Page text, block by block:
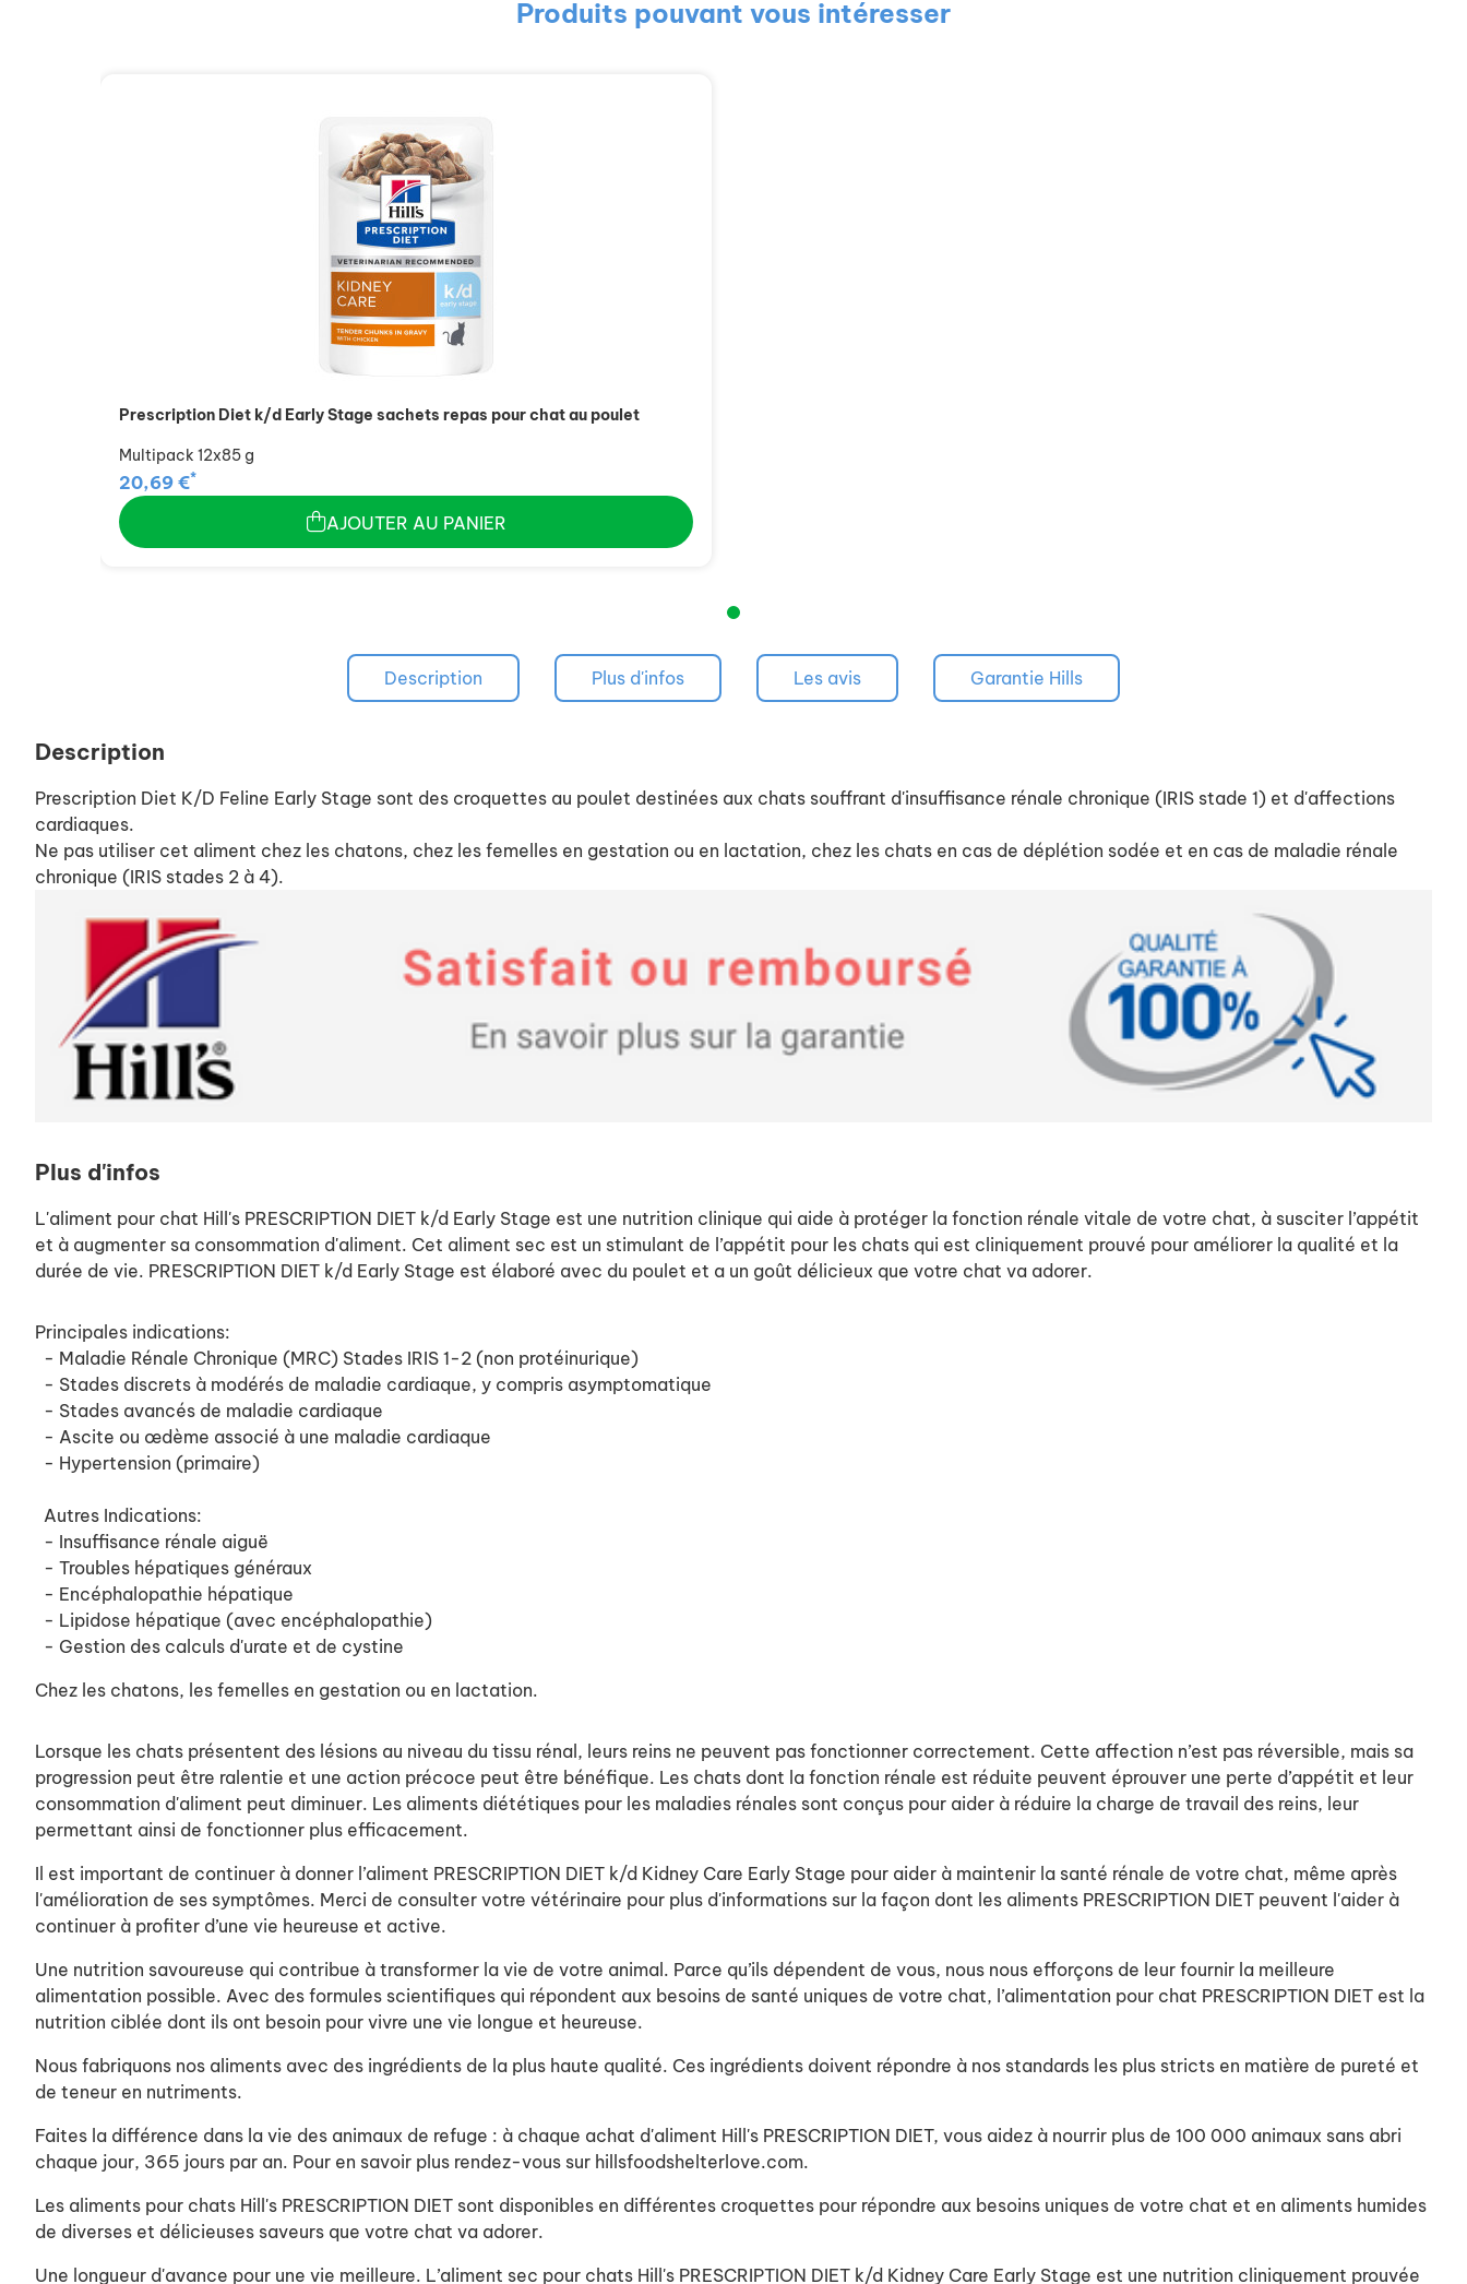
Produits pouvant vous intéresser
Prescription Diet k/d Early Stage sachets repas pour chat au poulet
Multipack 12x85 g
20,69 €*
AJOUTER AU PANIER
Description Plus d'infos Les avis Garantie Hills
Description
Prescription Diet K/D Feline Early Stage sont des croquettes au poulet destinées aux chats souffrant d'insuffisance rénale chronique (IRIS stade 1) et d'affections
cardiaques.
Ne pas utiliser cet aliment chez les chatons, chez les femelles en gestation ou en lactation, chez les chats en cas de déplétion sodée et en cas de maladie rénale
chronique (IRIS stades 2 à 4).
Plus d'infos
L'aliment pour chat Hill's PRESCRIPTION DIET k/d Early Stage est une nutrition clinique qui aide à protéger la fonction rénale vitale de votre chat, à susciter l’appétit
et à augmenter sa consommation d'aliment. Cet aliment sec est un stimulant de l’appétit pour les chats qui est cliniquement prouvé pour améliorer la qualité et la
durée de vie. PRESCRIPTION DIET k/d Early Stage est élaboré avec du poulet et a un goût délicieux que votre chat va adorer.
Principales indications:
- Maladie Rénale Chronique (MRC) Stades IRIS 1-2 (non protéinurique)
- Stades discrets à modérés de maladie cardiaque, y compris asymptomatique
- Stades avancés de maladie cardiaque
- Ascite ou œdème associé à une maladie cardiaque
- Hypertension (primaire)
Autres Indications:
- Insuffisance rénale aiguë
- Troubles hépatiques généraux
- Encéphalopathie hépatique
- Lipidose hépatique (avec encéphalopathie)
- Gestion des calculs d'urate et de cystine
Chez les chatons, les femelles en gestation ou en lactation.
Lorsque les chats présentent des lésions au niveau du tissu rénal, leurs reins ne peuvent pas fonctionner correctement. Cette affection n’est pas réversible, mais sa
progression peut être ralentie et une action précoce peut être bénéfique. Les chats dont la fonction rénale est réduite peuvent éprouver une perte d’appétit et leur
consommation d'aliment peut diminuer. Les aliments diététiques pour les maladies rénales sont conçus pour aider à réduire la charge de travail des reins, leur
permettant ainsi de fonctionner plus efficacement.
Il est important de continuer à donner l’aliment PRESCRIPTION DIET k/d Kidney Care Early Stage pour aider à maintenir la santé rénale de votre chat, même après
l'amélioration de ses symptômes. Merci de consulter votre vétérinaire pour plus d'informations sur la façon dont les aliments PRESCRIPTION DIET peuvent l'aider à
continuer à profiter d’une vie heureuse et active.
Une nutrition savoureuse qui contribue à transformer la vie de votre animal. Parce qu’ils dépendent de vous, nous nous efforçons de leur fournir la meilleure
alimentation possible. Avec des formules scientifiques qui répondent aux besoins de santé uniques de votre chat, l’alimentation pour chat PRESCRIPTION DIET est la
nutrition ciblée dont ils ont besoin pour vivre une vie longue et heureuse.
Nous fabriquons nos aliments avec des ingrédients de la plus haute qualité. Ces ingrédients doivent répondre à nos standards les plus stricts en matière de pureté et
de teneur en nutriments.
Faites la différence dans la vie des animaux de refuge : à chaque achat d'aliment Hill's PRESCRIPTION DIET, vous aidez à nourrir plus de 100 000 animaux sans abri
chaque jour, 365 jours par an. Pour en savoir plus rendez-vous sur hillsfoodshelterlove.com.
Les aliments pour chats Hill's PRESCRIPTION DIET sont disponibles en différentes croquettes pour répondre aux besoins uniques de votre chat et en aliments humides
de diverses et délicieuses saveurs que votre chat va adorer.
Une longueur d'avance pour une vie meilleure. L’aliment sec pour chats Hill's PRESCRIPTION DIET k/d Kidney Care Early Stage est une nutrition cliniquement prouvée